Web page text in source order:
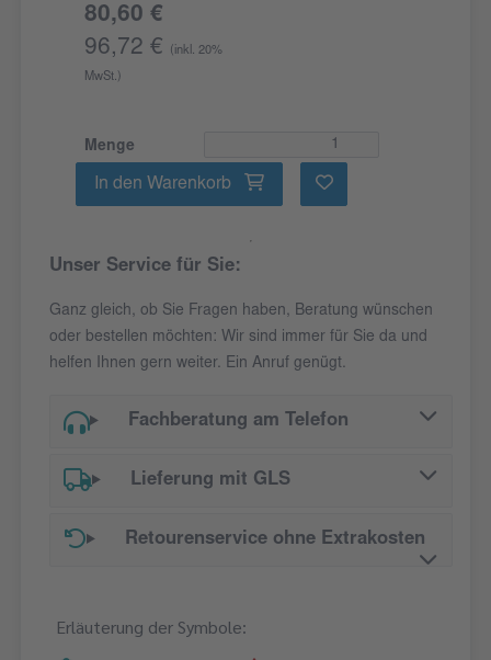
80,60 €
96,72 €
(inkl. 20%
MwSt.)
Menge
In den Warenkorb
Unser Service für Sie:
Ganz gleich, ob Sie Fragen haben, Beratung wünschen
oder bestellen möchten: Wir sind immer für Sie da und
helfen Ihnen gern weiter. Ein Anruf genügt.
Fachberatung am Telefon
Lieferung mit GLS
Retourenservice ohne Extrakosten
Erläuterung der Symbole: